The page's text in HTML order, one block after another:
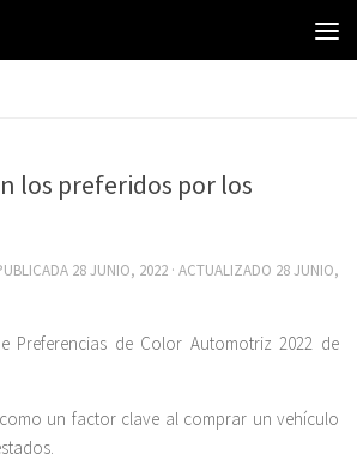
los preferidos por los
28 JUNIO, 2022 · ACTUALIZADO 28 JUNIO,
Preferencias de Color Automotriz 2022 de
un factor clave al comprar un vehículo